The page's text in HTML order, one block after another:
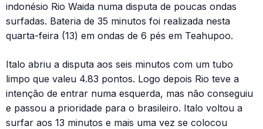
indonésio Rio Waida numa disputa de poucas ondas
surfadas. Bateria de 35 minutos foi realizada nesta
quarta-feira (13) em ondas de 6 pés em Teahupoo.
Italo abriu a disputa aos seis minutos com um tubo
limpo que valeu 4.83 pontos. Logo depois Rio teve a
intenção de entrar numa esquerda, mas não conseguiu
e passou a prioridade para o brasileiro. Italo voltou a
surfar aos 13 minutos e mais uma vez se colocou